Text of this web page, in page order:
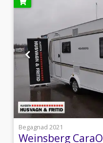
Begagnad 2021
Weinsberg